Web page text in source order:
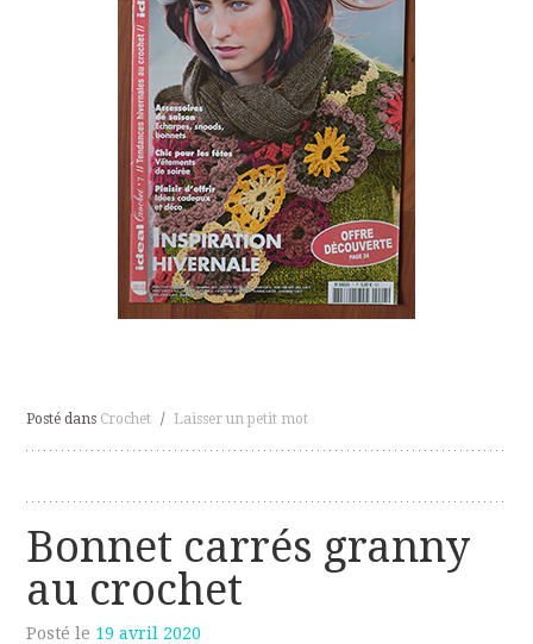
Posté dans Crochet / Laisser un petit mot
Bonnet carrés granny
au crochet
Posté le 19 avril 2020